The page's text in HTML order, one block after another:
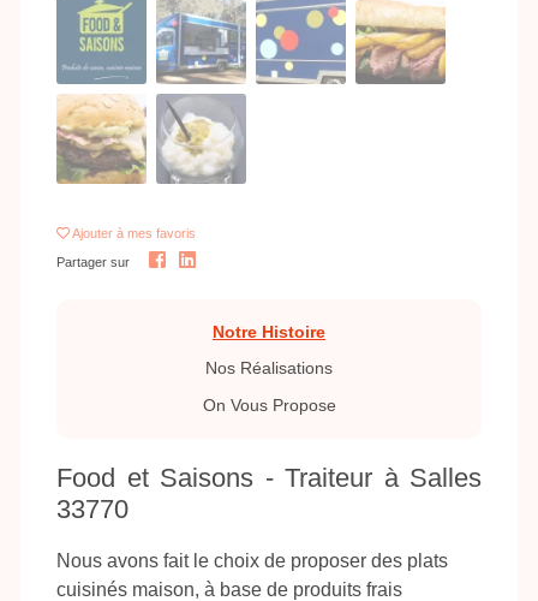
Ajouter à mes favoris
Partager sur
Notre Histoire
Nos Réalisations
On Vous Propose
Food et Saisons - Traiteur à Salles
33770
Nous avons fait le choix de proposer des plats
cuisinés maison, à base de produits frais